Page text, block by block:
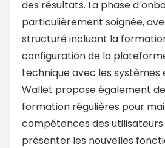
des résultats. La phase
particulièrement soignée,
structuré incluant la
configuration de la
technique avec les systèmes
Wallet propose également
formation régulières pour
compétences des utilisateurs
présenter les nouvelles